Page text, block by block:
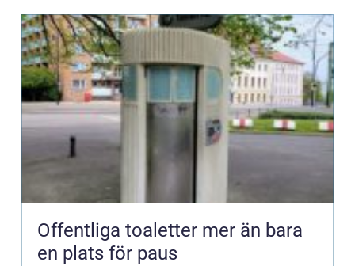
Offentliga toaletter mer än bara
en plats för paus